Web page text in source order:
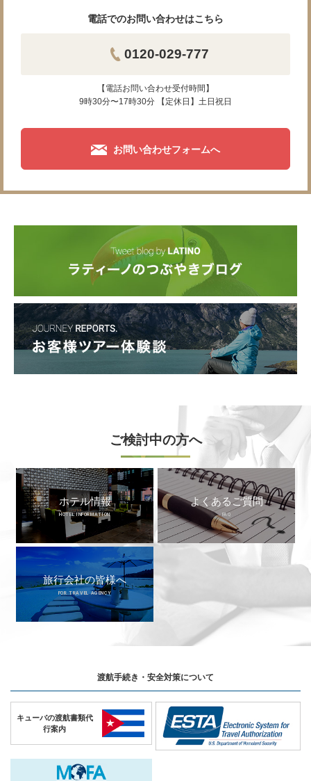
電話でのお問い合わせはこちら
0120-029-777
【電話お問い合わせ受付時間】
9時30分〜17時30分 【定休日】土日祝日
お問い合わせフォームへ
ご検討中の方へ
ホテル情報
HOTEL INFORMATION
よくあるご質問
FAQ
旅行会社の皆様へ
FOR TRAVEL AGENCY
渡航手続き・安全対策について
キューバの渡航書類代
行案内